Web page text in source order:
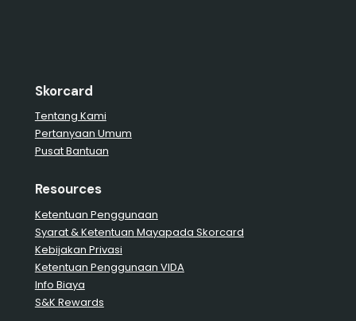
Skorcard
Tentang Kami
Pertanyaan Umum
Pusat Bantuan
Resources
Ketentuan Penggunaan
Syarat & Ketentuan Mayapada Skorcard
Kebijakan Privasi
Ketentuan Penggunaan VIDA
Info Biaya
S&K Rewards